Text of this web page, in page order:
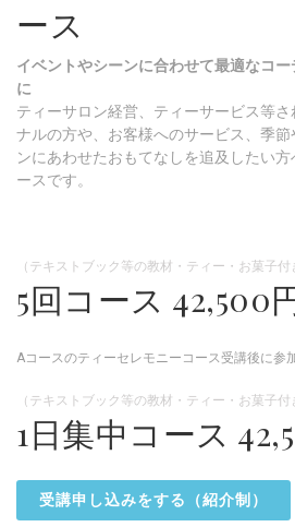
ース
イベントやシーンに合わせて最適なコ
に
ティーサロン経営、ティーサービス等
ナルの方や、お客様へのサービス、季
ンにあわせたおもてなしを追及したい
ースです。
（テキストブック等の教材・ティー・お菓子付
5回コース 42,500
Aコースのティーセレモニーコース受講後に参
（テキストブック等の教材・ティー・お菓子付
1日集中コース
受講申し込みをする（紹介制）